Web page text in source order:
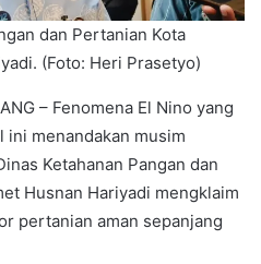
dan Pertanian Kota
(Foto: Heri Prasetyo)
– Fenomena El Nino yang
menandakan musim
Ketahanan Pangan dan
Husnan Hariyadi mengklaim
pertanian aman sepanjang